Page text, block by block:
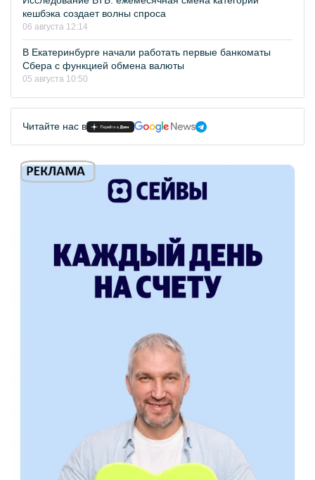
кешбэка создает волны спроса
06 августа 12:14
В Екатеринбурге начали работать первые банкоматы
Сбера с функцией обмена валюты
05 августа 10:50
Читайте нас в